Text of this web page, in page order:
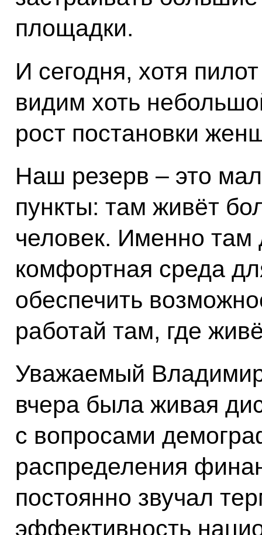
площадки.
И сегодня, хотя
видим хоть
рост постановки
Наш резерв – это
пункты: там живёт
человек. Именно
комфортная среда
обеспечить
работай там, где
Уважаемый
вчера была живая
с вопросами
распределения
постоянно звучал
эффективность